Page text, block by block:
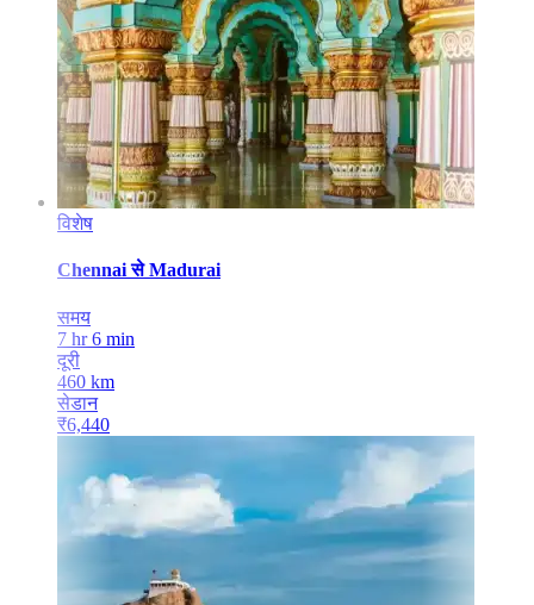
विशेष
Chennai से Madurai
समय
7 hr 6 min
दूरी
460 km
सेडान
₹6,440